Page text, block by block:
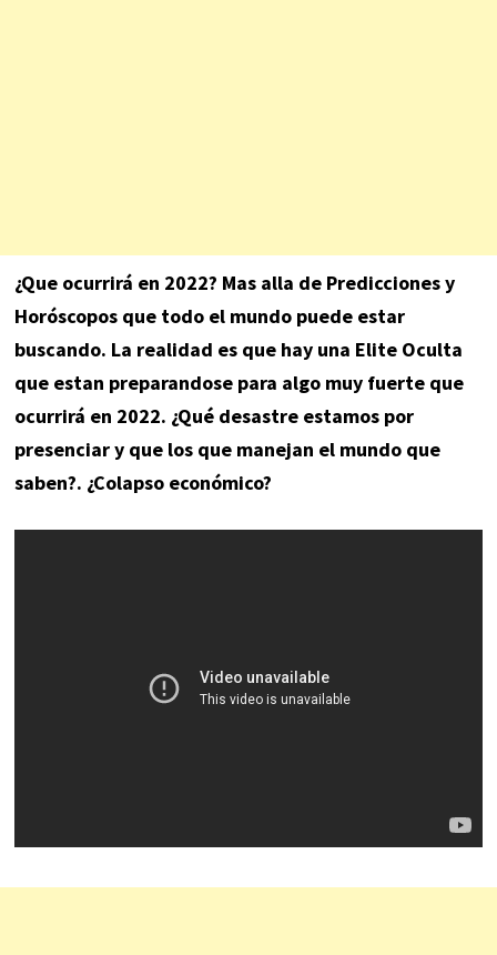
¿Que ocurrirá en 2022? Mas alla de Predicciones y
Horóscopos que todo el mundo puede estar
buscando. La realidad es que hay una Elite Oculta
que estan preparandose para algo muy fuerte que
ocurrirá en 2022. ¿Qué desastre estamos por
presenciar y que los que manejan el mundo que
saben?. ¿Colapso económico?